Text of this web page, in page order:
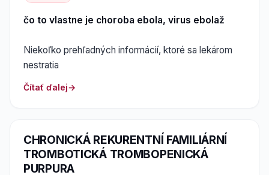
čo to vlastne je choroba ebola, virus ebolaž
Niekoľko prehľadných informácií, ktoré sa lekárom
nestratia
Čítať ďalej
CHRONICKÁ REKURENTNÍ FAMILIÁRNÍ
TROMBOTICKÁ TROMBOPENICKÁ
PURPURA